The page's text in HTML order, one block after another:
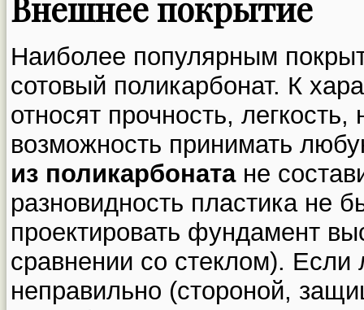
Наиболее популярным
сотовый поликарбонат. К
относят прочность, легкость,
возможность принимать
из поликарбонатане
разновидность пластика не
проектировать фундамент
сравнении со стеклом). Если
неправильно (стороной,